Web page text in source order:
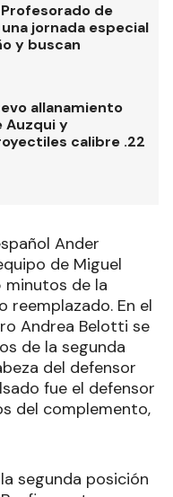
de
jornada especial
y buscan
allanamiento
Auzqui y
calibre .22
Ander
de Miguel
minutos de la
reemplazado. En el
Andrea Belotti se
de la segunda
del defensor
fue el defensor
del complemento,
segunda posición